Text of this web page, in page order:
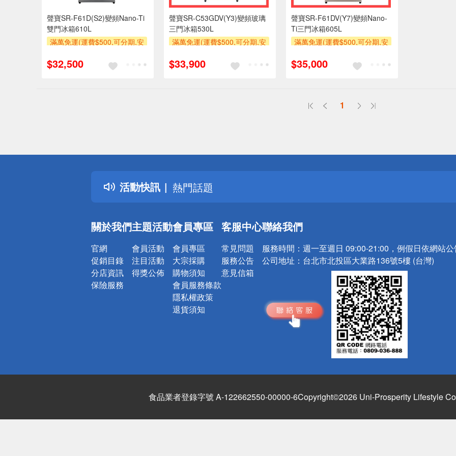
聲寶SR-F61D(S2)變頻Nano-Ti
雙門冰箱610L
滿萬免運(運費$500,可分期,安
及使用6期以上分期0利率,需付
$32,500
聲寶SR-C53GDV(Y3)變頻玻璃
三門冰箱530L
滿萬免運(運費$500,可分期,安
及使用6期以上分期0利率,需付
$33,900
聲寶SR-F61DV(Y7)變頻Nano-
Ti三門冰箱605L
滿萬免運(運費$500,可分期,安
及使用6期以上分期0利率,需付
$35,000
1
活動快訊
詐騙網頁！請小心！
得獎公告
熱門話題
銀行優惠
詐騙網頁！請小心！
關於我們
官網
促銷目錄
分店資訊
保險服務
主題活動
會員活動
注目活動
得獎公佈
會員專區
會員專區
大宗採購
購物須知
會員服務條款
隱私權政策
退貨須知
客服中心
常見問題
服務公告
意見信箱
聯絡我們
服務時間： 週一至週日 09:00-21:00，例假日依網站
公司地址： 台北市北投區大業路136號5樓 (台灣)
食品業者登錄字號 A-122662550-00000-6Copyright©2026 Uni-Prosperity Lifestyle